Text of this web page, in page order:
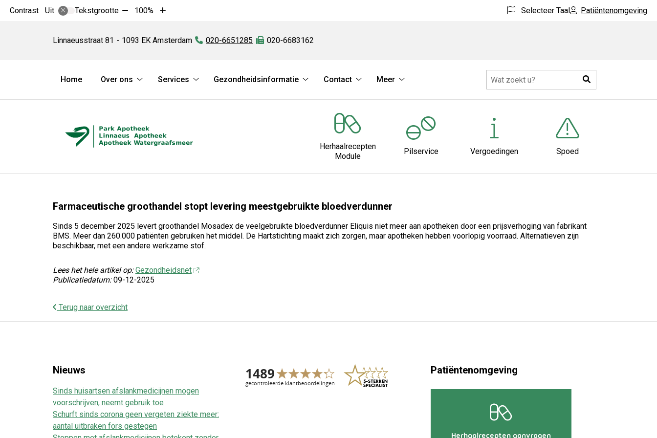
Contrast Uit Tekstgrootte Tekst
10%
100%
Tekst
10%
Selecteer Taal Patiëntenomgeving
Linnaeusstraat 81 1093 EK Amsterdam Tel:
020-6651285 Fax:
020-6683162
Hoofdmenu
Home
Over ons
ons
Services
submenu
Gezondheidsinformatie
submenu
Contact
submenu
Meer
submenu
Zoeken
Herhaalrecepten
Module
Pilservice Vergoedingen Spoed
Farmaceutische groothandel stopt levering meestgebruikte bloedverdunner
Sinds 5 december 2025 levert groothandel Mosadex de veelgebruikte bloedverdunner Eliquis niet meer aan apotheken door een prijsverhoging van fabrikant
BMS. Meer dan 260.000 patiënten gebruiken het middel. De Hartstichting maakt zich zorgen, maar apotheken hebben voorlopig voorraad. Alternatieven zijn
beschikbaar, met een andere werkzame stof.
Lees het hele artikel op: Gezondheidsnet
Publicatiedatum:09-12-2025
Terug naar overzicht
Nieuws
Sinds huisartsen afslankmedicijnen mogen
voorschrijven, neemt gebruik toe
Schurft sinds corona geen vergeten ziekte meer:
aantal uitbraken fors gestegen
Patiëntenomgeving
Herhaalrecepten aanvragen